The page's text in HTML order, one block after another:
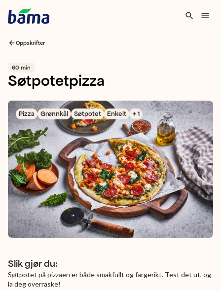
Oppskrifter
60 min
Søtpotetpizza
Pizza Grønnkål Søtpotet Enkelt + 1
Slik gjør du:
Søtpotet på pizzaen er både smakfullt og fargerikt. Test det ut, og
la deg overraske!